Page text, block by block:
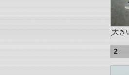
[大き
2